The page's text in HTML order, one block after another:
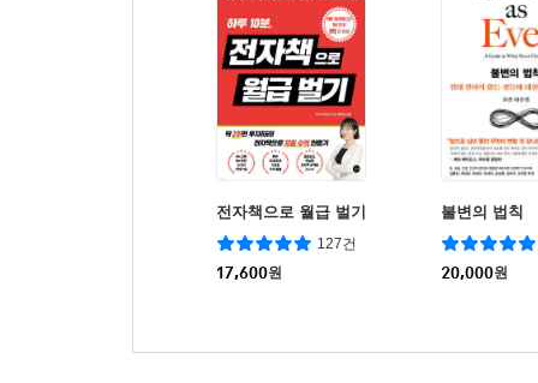
전자책으로 월급 벌기
127건
17,600원
불변의 법칙
20,000원